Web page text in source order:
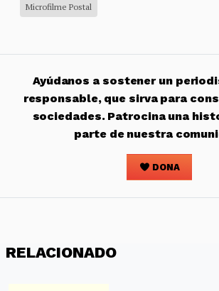
Microfilme Postal
Ayúdanos a sostener un
responsable, que sirva para
sociedades. Patrocina una
parte de nuestra
DONA
RELACIONADO